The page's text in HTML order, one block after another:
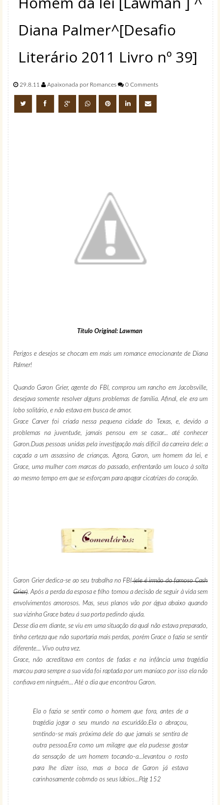
Diana Palmer^[Desafio
Literário 2011 Livro nº 39]
29.8.11 Apaixonada por Romances 0 Comments
Título Original: Lawman
Perigos e desejos se chocam em mais um romance emocionante de Diana
Palmer!
Quando Garon Grier, agente do FBI, comprou um rancho em Jacobsville,
desejava somente resolver alguns problemas de família. Afinal, ele era um
lobo solitário, e não estava em busca de amor.
Grace Carver foi criada nessa pequena cidade do Texas, e, devido a
problemas na juventude, jamais pensou em se casar... até conhecer
Garon.Duas pessoas unidas pela investigação mais difícil da carreira dele: a
caçada a um assassino de crianças. Agora, Garon, um homem da lei, e
Grace, uma mulher com marcas do passado, enfrentarão um louco à solta
ao mesmo tempo em que se esforçam para apagar cicatrizes do coração.
Garon Grier dedica-se ao seu trabalha no FBI(ele é irmão do famoso Cash
Grier). Após a perda da esposa e filho tomou a decisão de seguir à vida sem
envolvimentos amorosos. Mas, seus planos vão por água abaixo quando
sua vizinha Grace bateu á sua porta pedindo ajuda.
Desse dia em diante, se viu em uma situação da qual não estava preparado,
tinha certeza que não suportaria mais perdas, porém Grace o fazia se sentir
diferente... Vivo outra vez.
Grace, não acreditava em contos de fadas e na infância uma tragédia
marcou para sempre a sua vida foi raptada por um maníaco por isso ela não
confiava em ninguém... Até o dia que encontrou Garon.
Ela o fazia se sentir como o homem que fora, antes de a
tragédia jogar o seu mundo na escuridão.Ela o abraçou,
sentindo-se mais próxima dele do que jamais se sentira de
outra pessoa.Era como um milagre que ela pudesse gostar
da sensação de um homem tocando-a...levantou o rosto
para lhe dizer isso, mas a boca de Garon já estava
carinhosamente cobrndo os seus lábios...Pág 152